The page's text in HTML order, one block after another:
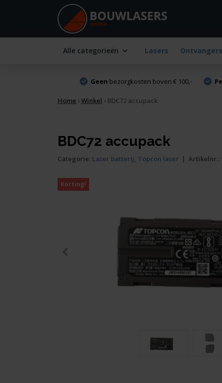
Alle categorieën Lasers Ontvangers
Geen bezorgkosten boven € 100,-
Home ›Winkel › BDC72 accupack
BDC72 accupack
Categorie: Laser batterij, Topcon laser | Artikelnr.:
Korting!